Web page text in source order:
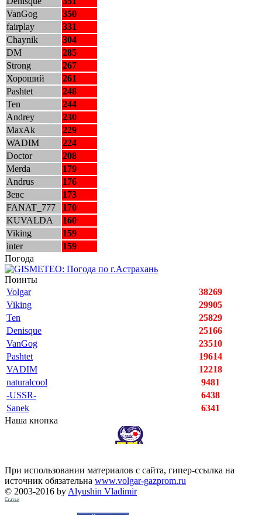
VanGog
350
fairplay
331
Chaynik
304
DM
285
Strong
267
Хороший
261
Pashtet
248
Ten
244
Andrey
230
MaxAk
229
WADIM
224
Doctor
208
Merda
179
Andrus
176
Зевс
173
FANAT_777
170
KUVALDA
160
Viking
159
inter
159
Погода
Поинты
Volgar
38269
Viking
29905
Ten
25829
Denisque
25166
VanGog
23510
Pashtet
19614
VADIM
12218
naturalcool
9481
-USSR-
6438
Sanek
6341
Наша кнопка
При использовании материалов с сайта, гипер-ссылка на
источник обязательна www.volgar-gazprom.ru
© 2003-2016 by Alyushin Vladimir
Статьи